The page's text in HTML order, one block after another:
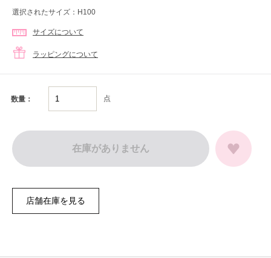
選択されたサイズ：H100
サイズについて
ラッピングについて
数量： 点
在庫がありません